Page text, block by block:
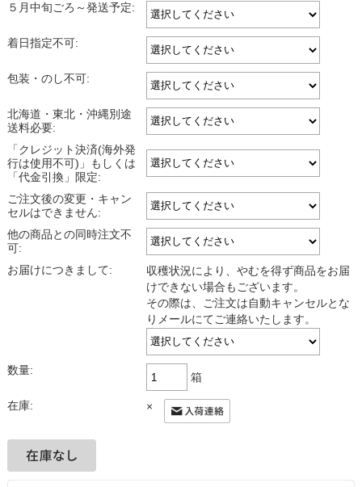
５月中旬ごろ～発送予定:
着日指定不可:
包装・のし不可:
北海道・東北・沖縄別途
送料必要:
「クレジット決済(海外発
行は使用不可)」もしくは
「代金引換」限定:
ご注文後の変更・キャン
セルはできません:
他の商品との同時注文不
可:
お届けにつきまして:
収穫状況により、やむを得ず商品をお届
けできない場合もございます。
その際は、ご注文は自動キャンセルとな
りメールにてご連絡いたします。
数量:
箱
在庫: ×